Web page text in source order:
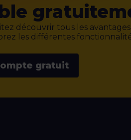
découvrir tous les
les différentes
gratuit